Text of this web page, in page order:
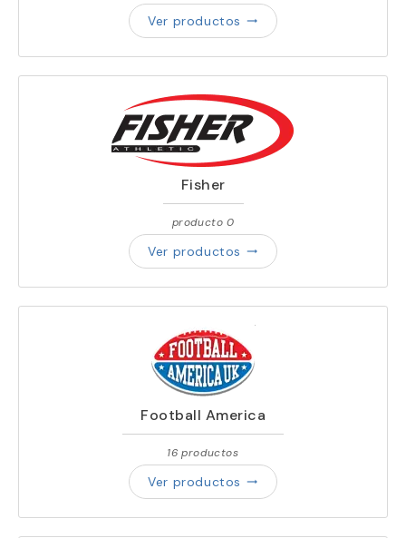
Ver productos trending_flat
Fisher
producto 0
Ver productos trending_flat
Football America
16 productos
Ver productos trending_flat